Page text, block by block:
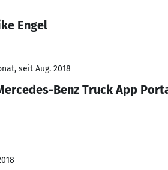
Engel
seit Aug. 2018
Benz Truck App